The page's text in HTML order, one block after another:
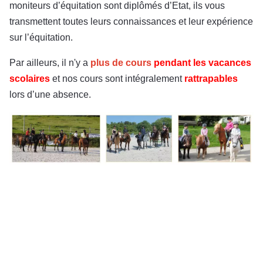
moniteurs d’équitation sont diplômés d’Etat, ils vous
transmettent toutes leurs connaissances et leur expérience
sur l’équitation.
Par ailleurs, il n'y a plus de cours pendant les vacances
scolaires et nos cours sont intégralement rattrapables
lors d’une absence.